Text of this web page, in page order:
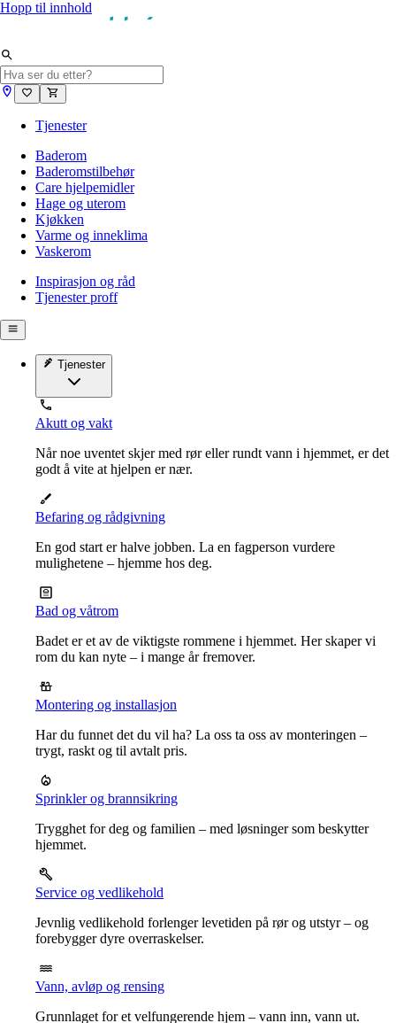
Hopp til innhold
Tjenester
Baderom
Baderomstilbehør
Care hjelpemidler
Hage og uterom
Kjøkken
Varme og inneklima
Vaskerom
Inspirasjon og råd
Tjenester proff
Tjenester
Akutt og vakt
Når noe uventet skjer med rør eller rundt vann i hjemmet, er det
godt å vite at hjelpen er nær.
Befaring og rådgivning
En god start er halve jobben. La en fagperson vurdere
mulighetene – hjemme hos deg.
Bad og våtrom
Badet er et av de viktigste rommene i hjemmet. Her skaper vi
rom du kan nyte – i mange år fremover.
Montering og installasjon
Har du funnet det du vil ha? La oss ta oss av monteringen –
trygt, raskt og til avtalt pris.
Sprinkler og brannsikring
Trygghet for deg og familien – med løsninger som beskytter
hjemmet.
Service og vedlikehold
Jevnlig vedlikehold forlenger levetiden på rør og utstyr – og
forebygger dyre overraskelser.
Vann, avløp og rensing
Grunnlaget for et velfungerende hjem – vann inn, vann ut.